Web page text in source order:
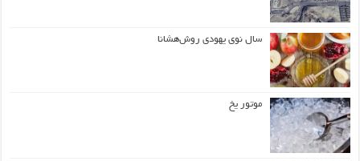
سال نوی یهودی روش‌هشانا
موتور یخ